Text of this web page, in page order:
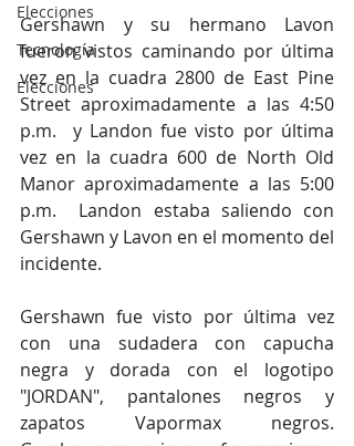
Elecciones
Tecnología
Elecciones
Gershawn y su hermano Lavon
fueron vistos caminando por última
vez en la cuadra 2800 de East Pine
Street aproximadamente a las 4:50
p.m.  y Landon fue visto por última
vez en la cuadra 600 de North Old
Manor aproximadamente a las 5:00
p.m.  Landon estaba saliendo con
Gershawn y Lavon en el momento del
incidente.
Gershawn fue visto por última vez
con una sudadera con capucha
negra y dorada con el logotipo
"JORDAN", pantalones negros y
zapatos Vapormax negros.